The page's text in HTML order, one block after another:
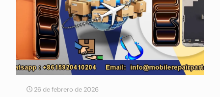
26 de febrero de 2026